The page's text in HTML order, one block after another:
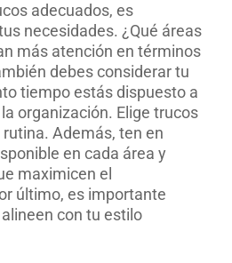
adecuados, es
necesidades. ¿Qué áreas
más atención en términos
debes considerar tu
tiempo estás dispuesto a
organización. Elige trucos
Además, ten en
en cada área y
maximicen el
último, es importante
con tu estilo